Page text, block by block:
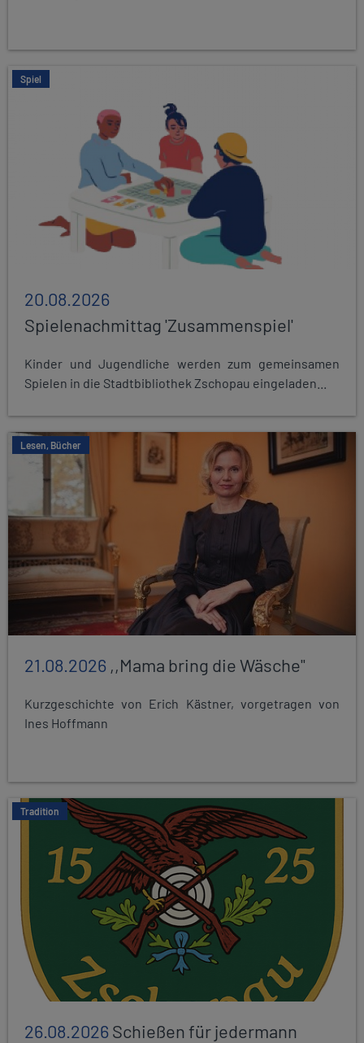
Spiel
20.08.2026
Spielenachmittag 'Zusammenspiel'
Kinder und Jugendliche werden zum gemeinsamen
Spielen in die Stadtbibliothek Zschopau eingeladen...
Lesen, Bücher
21.08.2026 ,,Mama bring die Wäsche"
Kurzgeschichte von Erich Kästner, vorgetragen von
Ines Hoffmann
Tradition
26.08.2026Schießen für jedermann